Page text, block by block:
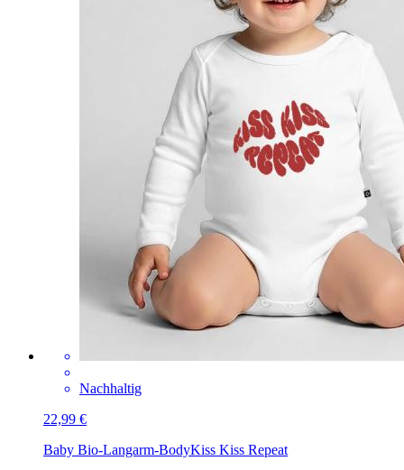
Nachhaltig
22,99 €
Baby Bio-Langarm-BodyKiss Kiss Repeat